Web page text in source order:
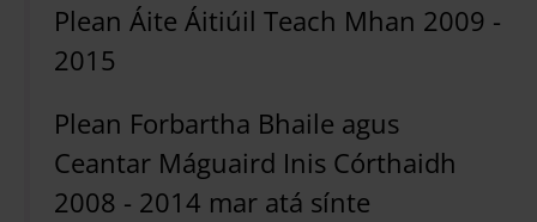
Plean Áite Áitiúil Teach Mhan 2009 -
2015
Plean Forbartha Bhaile agus
Ceantar Máguaird Inis Córthaidh
2008 - 2014 mar atá sínte